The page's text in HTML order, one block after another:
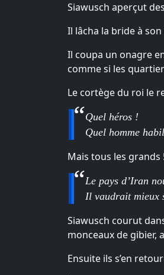
Siawusch aperçut
Il lâcha la bride à
Il coupa un onagre
comme si les
Le cortège du roi le
Quel héros !
Quel homme
Mais tous les grands
Le pays d’Iran
Il vaudrait mieux
Siawusch courut
monceaux de gibier,
Ensuite ils s’en